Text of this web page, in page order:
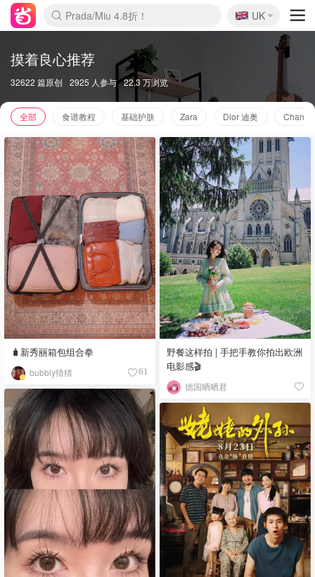
Prada/Miu 4.8折！
🇬🇧
UK
摸着良心推荐
32622 篇原创 2925 人参与 22.3 万浏览
全部 食谱教程 基础护肤 Zara Dior 迪奥 Chanel
🧳新秀丽箱包组合拳
bubbly猜猜 61
野餐这样拍 | 手把手教你拍出欧洲
电影感🎬
德国晒晒君